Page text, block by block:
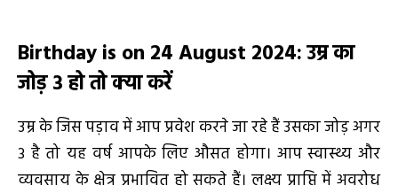
Birthday is on 24 August 2024:उम्र का
जोड़3हो तो क्या करें
उम्र के जिस पड़ाव में आप प्रवेश करने जा रहे हैं उसका जोड़ अगर
3 है तो यह वर्ष आपके लिए औसत होगा। आप स्वास्थ्य और
व्यवसाय के क्षेत्र प्रभावित हो सकते हैं। लक्ष्य प्राप्ति में अवरोध